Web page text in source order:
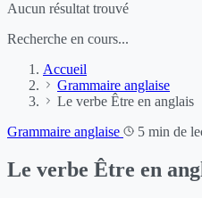
Aucun résultat trouvé
Recherche en cours...
Accueil
Grammaire anglaise
Le verbe Être en anglais
Grammaire anglaise
5 min de
Le verbe Être en